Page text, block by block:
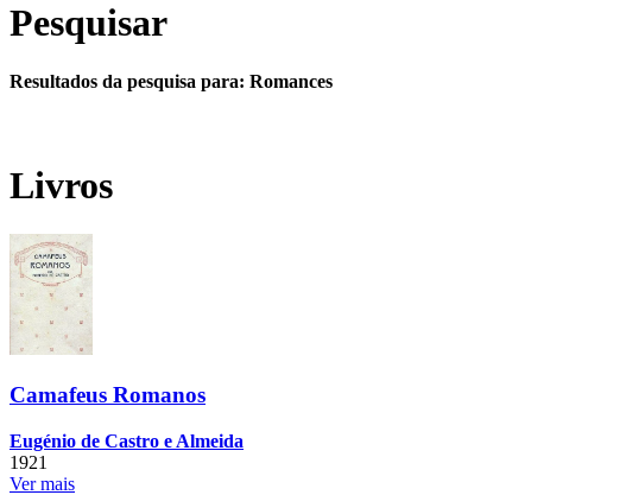
Pesquisar
Resultados da pesquisa para: Romances
Livros
Camafeus Romanos
Eugénio de Castro e Almeida
1921
Ver mais